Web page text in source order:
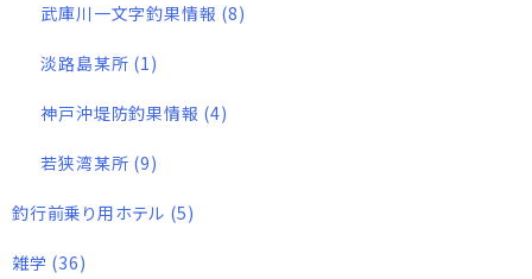
武庫川一文字釣果情報 (8)
淡路島某所 (1)
神戸沖堤防釣果情報 (4)
若狭湾某所 (9)
釣行前乗り用ホテル (5)
雑学 (36)